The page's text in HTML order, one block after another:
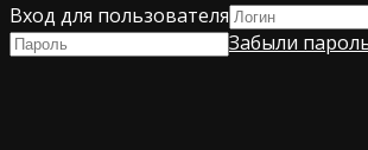
Вход для пользователя
Забыли